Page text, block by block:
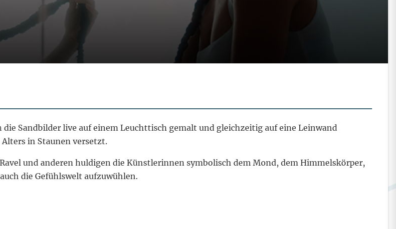
Sandbilder live auf einem Leuchttisch gemalt und gleichzeitig auf eine Leinwand
in Staunen versetzt.
und anderen huldigen die Künstlerinnen symbolisch dem Mond, dem Himmelskörper,
die Gefühlswelt aufzuwühlen.